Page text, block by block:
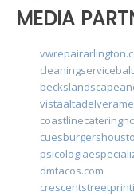
MEDIA
dmtacos.com